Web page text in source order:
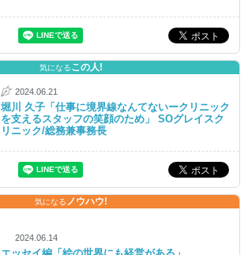
気になるこの人!
2024.06.21
堀川 久子「仕事に境界線なんてないークリニック
を支えるスタッフの笑顔のため」 SOグレイスク
リニック/総務兼事務長
気になるノウハウ!
2024.06.14